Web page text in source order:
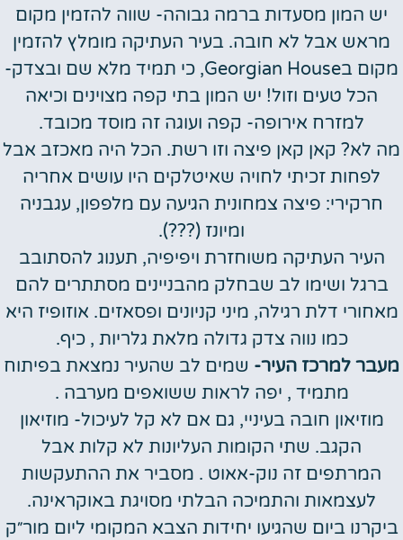
יש המון מסעדות ברמה גבוהה- שווה להזמין מקום
מראש אבל לא חובה. בעיר העתיקה מומלץ להזמין
מקום בGeorgian House, כי תמיד מלא שם ובצדק-
הכל טעים וזול! יש המון בתי קפה מצוינים וכיאה
למזרח אירופה- קפה ועוגה זה מוסד מכובד.
מה לא? קאן קאן פיצה וזו רשת. הכל היה מאכזב אבל
לפחות זכיתי לחויה שאיטלקים היו עושים אחריה
חרקירי: פיצה צמחונית הגיעה עם מלפפון, עגבניה
ומיונז (???).
העיר העתיקה משוחזרת ויפיפיה, תענוג להסתובב
ברגל ושימו לב שבחלק מהבניינים מסתתרים להם
מאחורי דלת רגילה, מיני קניונים ופסאזים. אוזופיז היא
כמו נווה צדק גדולה מלאת גלריות , כיף.
מעבר למרכז העיר- שמים לב שהעיר נמצאת בפיתוח
מתמיד , יפה לראות ששואפים מערבה .
מוזיאון חובה בעיניי, גם אם לא קל לעיכול- מוזיאון
הקגב. שתי הקומות העליונות לא קלות אבל
המרתפים זה נוק-אאוט . מסביר את ההתעקשות
לעצמאות והתמיכה הבלתי מסויגת באוקראינה.
ביקרנו ביום שהגיעו יחידות הצבא המקומי ליום מור״ק